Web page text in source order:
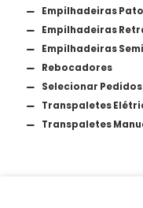
Empilhadeiras
Empilhadeiras
Empilhadeiras
Rebocadores
Selecionar Pedidos
Transpaletes
Transpaletes